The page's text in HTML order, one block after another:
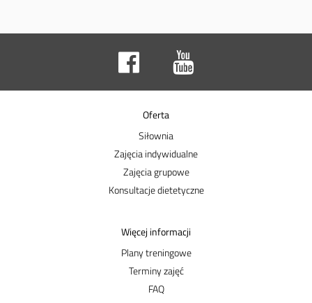
Oferta
Siłownia
Zajęcia indywidualne
Zajęcia grupowe
Konsultacje dietetyczne
Więcej informacji
Plany treningowe
Terminy zajęć
FAQ